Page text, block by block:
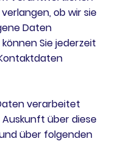
ob wir sie
Daten
Sie jederzeit
verarbeitet
über diese
über folgenden